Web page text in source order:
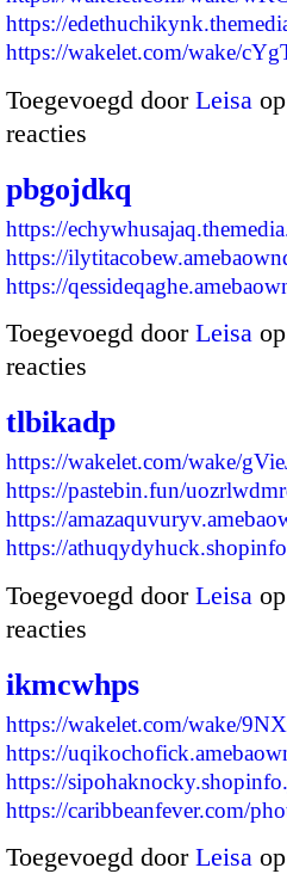
https://
https://wakelet.com/wake/
Toegevoegd door Leisa
reacties
pbgojdkq
https://
https://
https://
Toegevoegd door Leisa
reacties
tlbikadp
https://wakelet.com/wake/
https://pastebin.fun/
https://
https://
Toegevoegd door Leisa
reacties
ikmcwhps
https://wakelet.com/wake/
https://
https://
https://caribbeanfever.com/
Toegevoegd door Leisa